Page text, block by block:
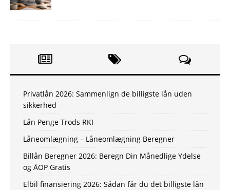
Privatlån 2026: Sammenlign de billigste lån uden
sikkerhed
Lån Penge Trods RKI
Låneomlægning – Låneomlægning Beregner
Billån Beregner 2026: Beregn Din Månedlige Ydelse
og ÅOP Gratis
Elbil finansiering 2026: Sådan får du det billigste lån